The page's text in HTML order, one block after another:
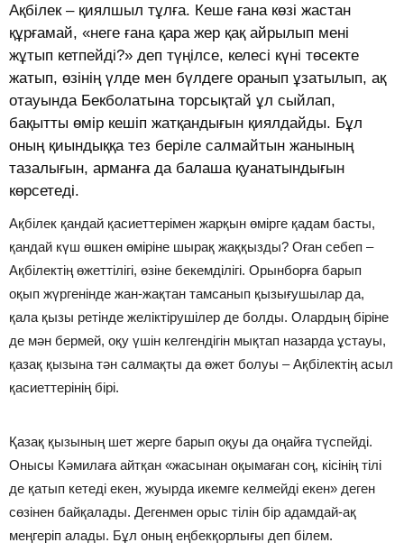
Ақбілек – қиялшыл тұлға. Кеше ғана көзі жастан
құрғамай, «неге ғана қара жер қақ айрылып мені
жұтып кетпейді?» деп түңілсе, келесі күні төсекте
жатып, өзінің үлде мен бүлдеге оранып ұзатылып, ақ
отауында Бекболатына торсықтай ұл сыйлап,
бақытты өмір кешіп жатқандығын қиялдайды. Бұл
оның қиындыққа тез беріле салмайтын жанының
тазалығын, арманға да балаша қуанатындығын
көрсетеді.
Ақбілек қандай қасиеттерімен жарқын өмірге қадам басты,
қандай күш өшкен өміріне шырақ жаққызды? Оған себеп –
Ақбілектің өжеттілігі, өзіне бекемділігі. Орынборға барып
оқып жүргенінде жан-жақтан тамсанып қызығушылар да,
қала қызы ретінде желіктірушілер де болды. Олардың біріне
де мән бермей, оқу үшін келгендігін мықтап назарда ұстауы,
қазақ қызына тән салмақты да өжет болуы – Ақбілектің асыл
қасиеттерінің бірі.
Қазақ қызының шет жерге барып оқуы да оңайға түспейді.
Онысы Кәмилаға айтқан «жасынан оқымаған соң, кісінің тілі
де қатып кетеді екен, жуырда икемге келмейді екен» деген
сөзінен байқалады. Дегенмен орыс тілін бір адамдай-ақ
меңгеріп алады. Бұл оның еңбекқорлығы деп білем.